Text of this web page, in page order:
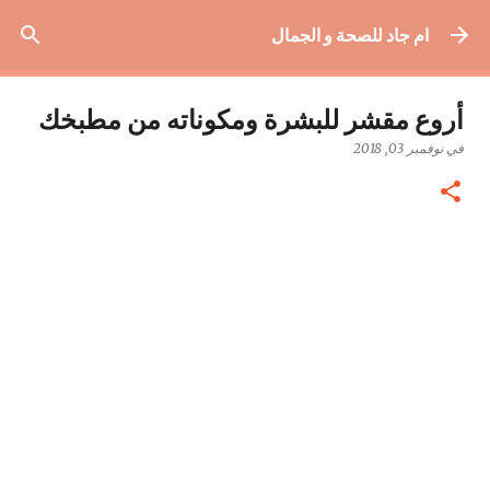
التخطي إلى المحتوى الرئيسيام جاد للصحة و الجمال
أروع مقشر للبشرة ومكوناته من مطبخك
فينوفمبر 03, 2018